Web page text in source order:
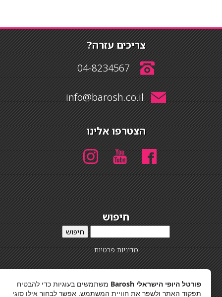
צריכים עזרה?
04-8234567
info@barosh.co.il
הצטרפו אלינו
חיפוש
חיפוש
מדיניות פרטיות
פורטל היופי הישראלי Barosh
משתמשים בעוגיות כדי להבטיח
תפקוד האתר ולשפר את חוויית המשתמש. אפשר לבחור אילו סוגי